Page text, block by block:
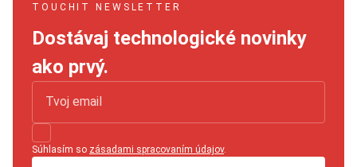
TOUCHIT NEWSLETTER
Dostávaj technologické novinky
ako prvý.
Súhlasím so zásadami spracovaním údajov.